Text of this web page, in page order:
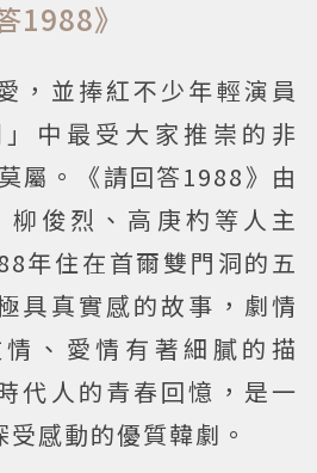
1988》
，並捧紅不少年輕演員
中最受大家推崇的非
屬。《請回答1988》由
柳俊烈、高庚杓等人主
年住在首爾雙門洞的五
具真實感的故事，劇情
、愛情有著細膩的描
代人的青春回憶，是一
感動的優質韓劇。